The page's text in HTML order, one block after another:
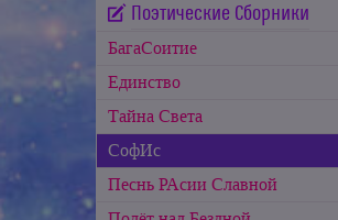
Поэтические Сборники
БагаСоитие
Единство
Тайна Света
СофИс
Песнь РАсии Славной